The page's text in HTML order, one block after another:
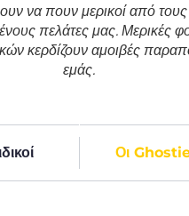
να πουν μερικοί από
πελάτες μας. Μερικές
κερδίζουν αμοιβές
εμάς.
Οι